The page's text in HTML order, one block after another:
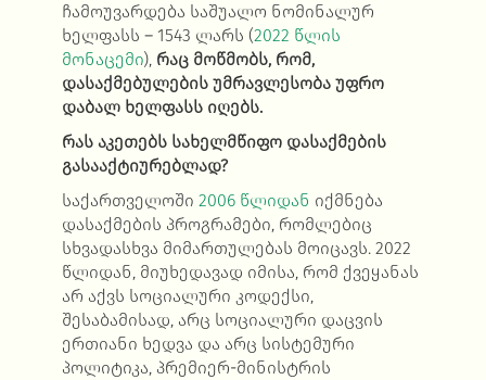
ჩამოუვარდება საშუალო ნომინალურ
ხელფასს –1543 ლარს (2022 წლის
მონაცემი), რაც მოწმობს, რომ,
დასაქმებულების უმრავლესობა უფრო
დაბალ ხელფასს იღებს.
რას აკეთებს სახელმწიფო დასაქმების
გასააქტიურებლად?
საქართველოში 2006 წლიდან იქმნება
დასაქმების პროგრამები, რომლებიც
სხვადასხვა მიმართულებას მოიცავს. 2022
წლიდან, მიუხედავად იმისა, რომ ქვეყანას
არ აქვს სოციალური კოდექსი,
შესაბამისად, არც სოციალური დაცვის
ერთიანი ხედვა და არც სისტემური
პოლიტიკა, პრემიერ-მინისტრის